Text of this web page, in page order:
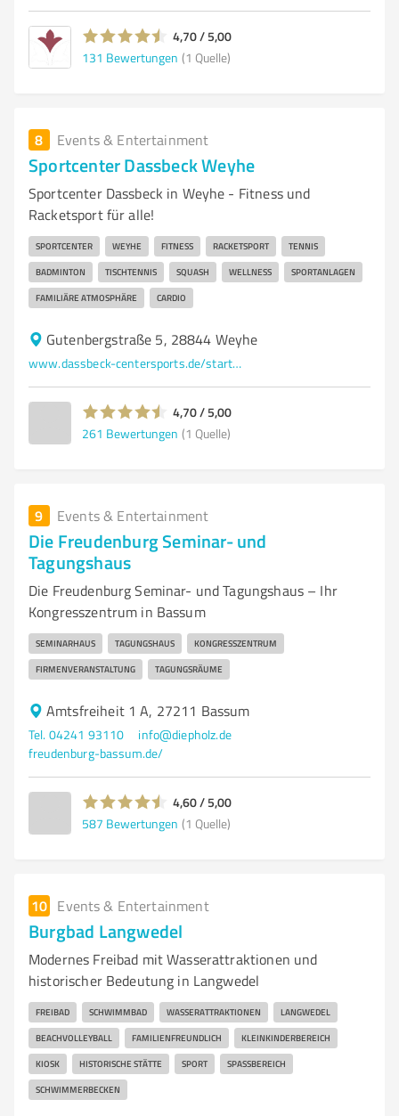
4,70 / 5,00
131 Bewertungen (1 Quelle)
8 Events & Entertainment
Sportcenter Dassbeck Weyhe
Sportcenter Dassbeck in Weyhe - Fitness und
Racketsport für alle!
SPORTCENTER WEYHE FITNESS RACKETSPORT TENNIS
BADMINTON TISCHTENNIS SQUASH WELLNESS SPORTANLAGEN
FAMILIÄRE ATMOSPHÄRE CARDIO
Gutenbergstraße 5, 28844 Weyhe
www.dassbeck-centersports.de/startseite
4,70 / 5,00
261 Bewertungen (1 Quelle)
9 Events & Entertainment
Die Freudenburg Seminar- und
Tagungshaus
Die Freudenburg Seminar- und Tagungshaus – Ihr
Kongresszentrum in Bassum
SEMINARHAUS TAGUNGSHAUS KONGRESSZENTRUM
FIRMENVERANSTALTUNG TAGUNGSRÄUME
Amtsfreiheit 1 A, 27211 Bassum
Tel. 04241 93110
info@diepholz.de
freudenburg-bassum.de/
4,60 / 5,00
587 Bewertungen (1 Quelle)
10 Events & Entertainment
Burgbad Langwedel
Modernes Freibad mit Wasserattraktionen und
historischer Bedeutung in Langwedel
FREIBAD SCHWIMMBAD WASSERATTRAKTIONEN LANGWEDEL
BEACHVOLLEYBALL FAMILIENFREUNDLICH KLEINKINDERBEREICH
KIOSK HISTORISCHE STÄTTE SPORT SPASSBEREICH
SCHWIMMERBECKEN